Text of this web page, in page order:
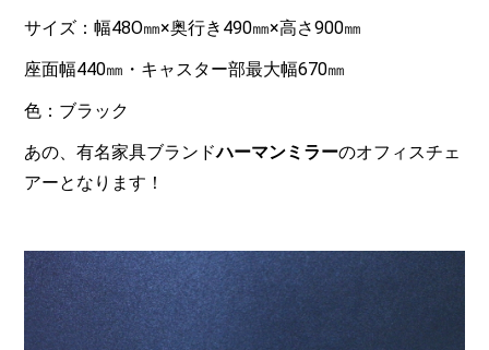
サイズ：幅48O㎜×奥行き490㎜×高さ900㎜
座面幅440㎜・キャスター部最大幅670㎜
色：ブラック
あの、有名家具ブランドハーマンミラーのオフィスチェ
アーとなります！